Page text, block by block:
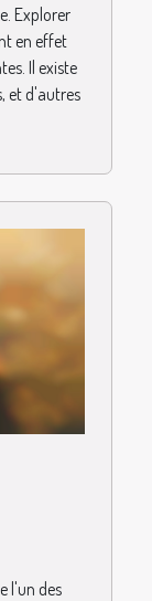
Explorer
en effet
Il existe
et d'autres
l'un des